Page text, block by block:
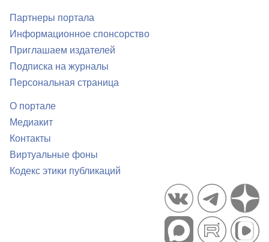
Партнеры портала
Информационное спонсорство
Приглашаем издателей
Подписка на журналы
Персональная страница
О портале
Медиакит
Контакты
Виртуальные фоны
Кодекс этики публикаций